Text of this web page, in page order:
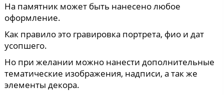
На памятник может быть нанесено любое
оформление.
Как правило это гравировка портрета, фио и дат
усопшего.
Но при желании можно нанести дополнительные
тематические изображения, надписи, а так же
элементы декора.